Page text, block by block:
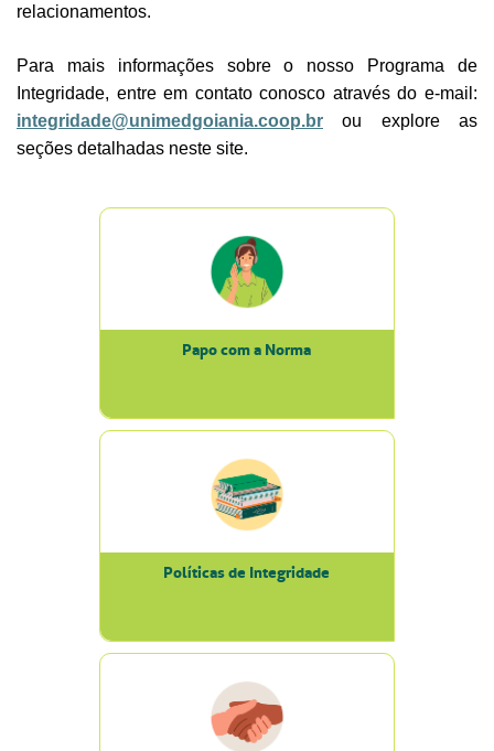
relacionamentos.
Para mais informações sobre o nosso Programa de
Integridade, entre em contato conosco através do e-mail:
integridade@unimedgoiania.coop.br
ou explore as
seções detalhadas neste site.
Papo com a Norma
Políticas de Integridade